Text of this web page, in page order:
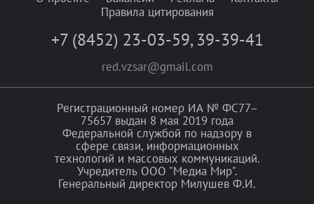
Правила цитирования
+7 (8452) 23-03-59, 39-39-41
red.vzsar@gmail.com
Регистрационный номер ИА № ФС77–
75657 выдан 8 мая 2019 года
Федеральной службой по надзору в
сфере связи, информационных
технологий и массовых коммуникаций.
Учредитель ООО "Медиа Мир".
Генеральный директор Милушев Ф.И.